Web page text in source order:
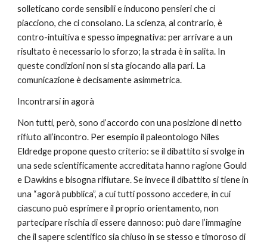
solleticano corde sensibili e inducono pensieri che ci
piacciono, che ci consolano. La scienza, al contrario, è
contro-intuitiva e spesso impegnativa: per arrivare a un
risultato è necessario lo sforzo; la strada è in salita. In
queste condizioni non si sta giocando alla pari. La
comunicazione è decisamente asimmetrica.
Incontrarsi in agorà
Non tutti, però, sono d’accordo con una posizione di netto
rifiuto all’incontro. Per esempio il paleontologo Niles
Eldredge propone questo criterio: se il dibattito si svolge in
una sede scientificamente accreditata hanno ragione Gould
e Dawkins e bisogna rifiutare. Se invece il dibattito si tiene in
una “agorà pubblica”, a cui tutti possono accedere, in cui
ciascuno può esprimere il proprio orientamento, non
partecipare rischia di essere dannoso: può dare l’immagine
che il sapere scientifico sia chiuso in se stesso e timoroso di